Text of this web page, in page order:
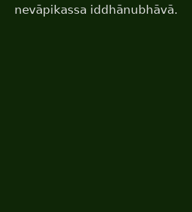
nevāpikassa iddhānubhāvā.